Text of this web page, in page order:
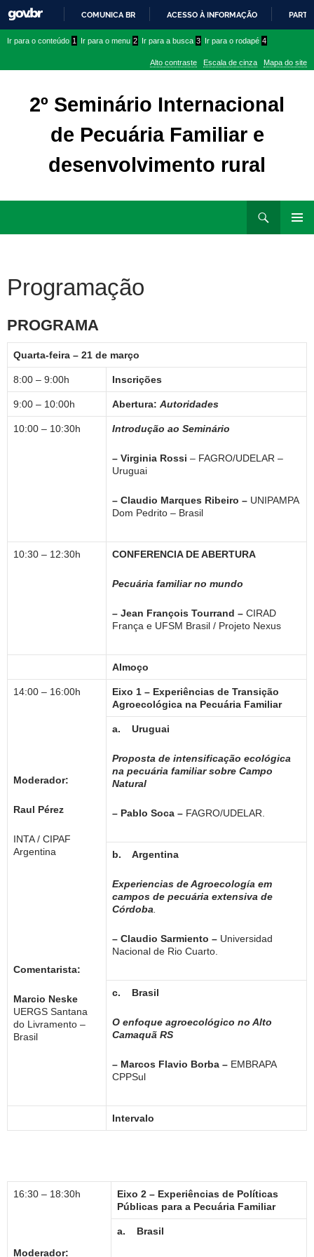
PARA
CONTEÚDO
COMUNICA BR ACESSO À INFORMAÇÃO
conteúdo
menu
Ir para o conteúdo 1 Ir para o menu 2 Ir para a busca 3 Ir para o rodapé 4
Alto contraste Escala de cinza Mapa do site
2º Seminário Internacional
de Pecuária Familiar e
desenvolvimento rural
Programação
PROGRAMA
Quarta-feira – 21 de março
8:00 – 9:00h Inscrições
9:00 – 10:00h Abertura: Autoridades
10:00 – 10:30h Introdução ao Seminário
– Virginia Rossi – FAGRO/UDELAR –
Uruguai
– Claudio Marques Ribeiro – UNIPAMPA
Dom Pedrito – Brasil
10:30 – 12:30h CONFERENCIA DE ABERTURA
Pecuária familiar no mundo
– Jean François Tourrand – CIRAD
França e UFSM Brasil / Projeto Nexus
Almoço
14:00 – 16:00h
Moderador:
Raul Pérez
INTA / CIPAF
Argentina
Comentarista:
Marcio Neske
UERGS Santana
do Livramento –
Brasil
Eixo 1 – Experiências de Transição
Agroecológica na Pecuária Familiar
a. Uruguai
Proposta de intensificação ecológica
na pecuária familiar sobre Campo
Natural
– Pablo Soca – FAGRO/UDELAR.
b. Argentina
Experiencias de Agroecología em
campos de pecuária extensiva de
Córdoba
– Claudio Sarmiento – Universidad
Nacional de Rio Cuarto.
c. Brasil
O enfoque agroecológico no Alto
Camaquã RS
– Marcos Flavio Borba – EMBRAPA
CPPSul
Intervalo
16:30 – 18:30h
Moderador:
Eixo 2 – Experiências de Políticas
Públicas para a Pecuária Familiar
a. Brasil